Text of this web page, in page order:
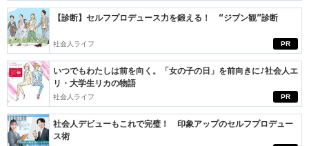
PR
【診断】セルフプロデュース力を鍛える！ “ジブン観”診断
社会人ライフ
PR
いつでもわたしは前を向く。「女の子の日」を前向きに♪社会人エ
リ・大学生リカの物語
社会人ライフ
社会人デビューもこれで完璧！ 印象アップのセルフプロデュー
ス術